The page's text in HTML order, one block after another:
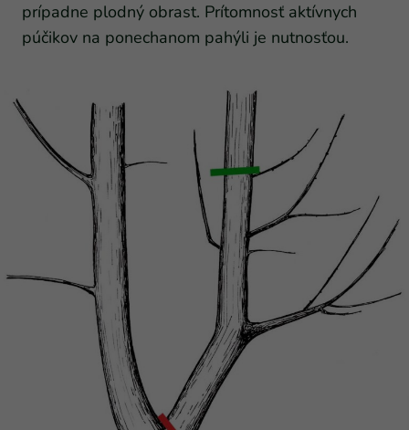
prípadne plodný obrast. Prítomnosť aktívnych
púčikov na ponechanom pahýli je nutnosťou.